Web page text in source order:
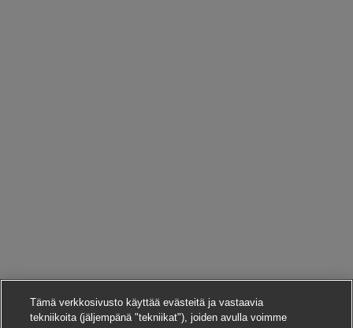
Tämä verkkosivusto käyttää evästeitä ja vastaavia
tekniikoita (jäljempänä "tekniikat"), joiden avulla voimme